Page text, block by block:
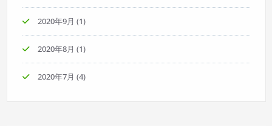
2020年9月 (1)
2020年8月 (1)
2020年7月 (4)